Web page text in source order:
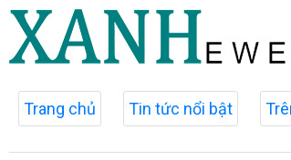
Trang chủ Tin tức nổi bật